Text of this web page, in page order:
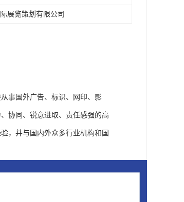
展览策划有限公司
事国外广告、标识、网印、影
协同、锐意进取、责任感强的高
，并与国内外众多行业机构和国